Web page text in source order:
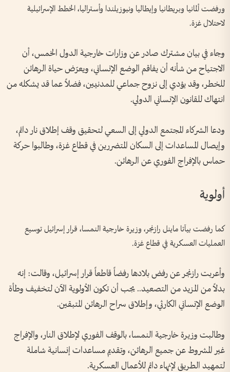
ورفضت ألمانيا وبريطانيا وإيطاليا ونيوزيلندا وأستراليا، الخطط الإسرائيلية
لاحتلال غزة.
وجاء في بيان مشترك صادر عن وزارات خارجية الدول الخمس، أن
الاجتياح من شأنه أن يفاقم الوضع الإنساني، ويعرّض حياة الرهائن
للخطر، وقد يؤدي إلى نزوح جماعي للمدنيين، فضلاً عما قد يشكله من
انتهاك للقانون الإنساني الدولي.
ودعا الشركاء المجتمع الدولي إلى السعي لتحقيق وقف إطلاق نار دائم،
وإيصال المساعدات إلى السكان المتضررين في قطاع غزة، وطالبوا حركة
حماس بالإفراج الفوري عن الرهائن.
أولوية
كما رفضت بيآتا ماينل رازنجر، وزيرة خارجية النمسا، قرار إسرائيل توسيع
العمليات العسكرية في قطاع غزة.
وأعربت رازنجر عن رفض بلادها رفضاً قاطعاً قرار إسرائيل، وقالت: إنه
بدلاً من المزيد من التصعيد.. يجب أن تكون الأولوية الآن لتخفيف وطأة
الوضع الإنساني الكارثي، وإطلاق سراح الرهائن المتبقين.
وطالبت وزيرة خارجية النمسا، بالوقف الفوري لإطلاق النار، والإفراج
غير المشروط عن جميع الرهائن، وتقديم مساعدات إنسانية شاملة
لتمهيد الطريق لإنهاء دائم للأعمال العسكرية.